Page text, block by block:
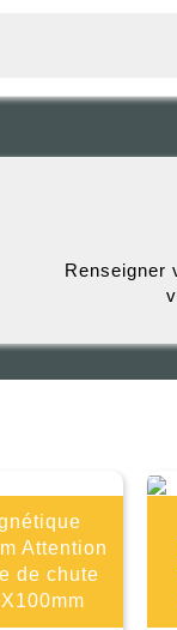
Renseigner
Attention
de chute